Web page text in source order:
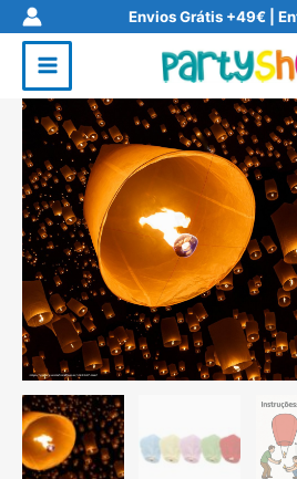
Skip
content
Envios Grátis +49€ |